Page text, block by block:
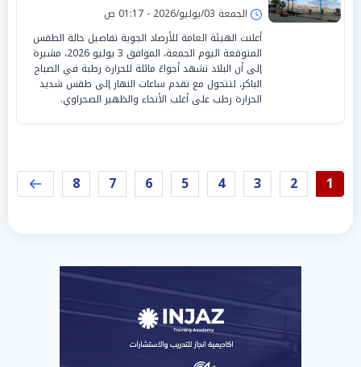
الجمعة 03/يوليو/2026 - 01:17 ص
أعلنت الهيئة العامة للأرصاد الجوية تفاصيل حالة الطقس
المتوقعة اليوم الجمعة، الموافق 3 يوليو 2026، مشيرة
إلى أن البلاد تشهد أجواءً مائلة للحرارة رطبة في الصباح
الباكر، لتتحول مع تقدم ساعات النهار إلى طقس شديد
الحرارة رطب على أغلب الأنحاء والظهير الصحراوي.
1
2
3
4
5
6
7
8